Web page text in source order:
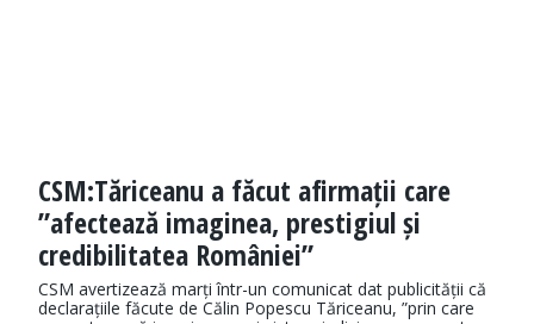
CSM:Tăriceanu a făcut afirmații care
”afectează imaginea, prestigiul și
credibilitatea României”
CSM avertizează marți într-un comunicat dat publicității că
declarațiile făcute de Călin Popescu Tăriceanu, ”prin care